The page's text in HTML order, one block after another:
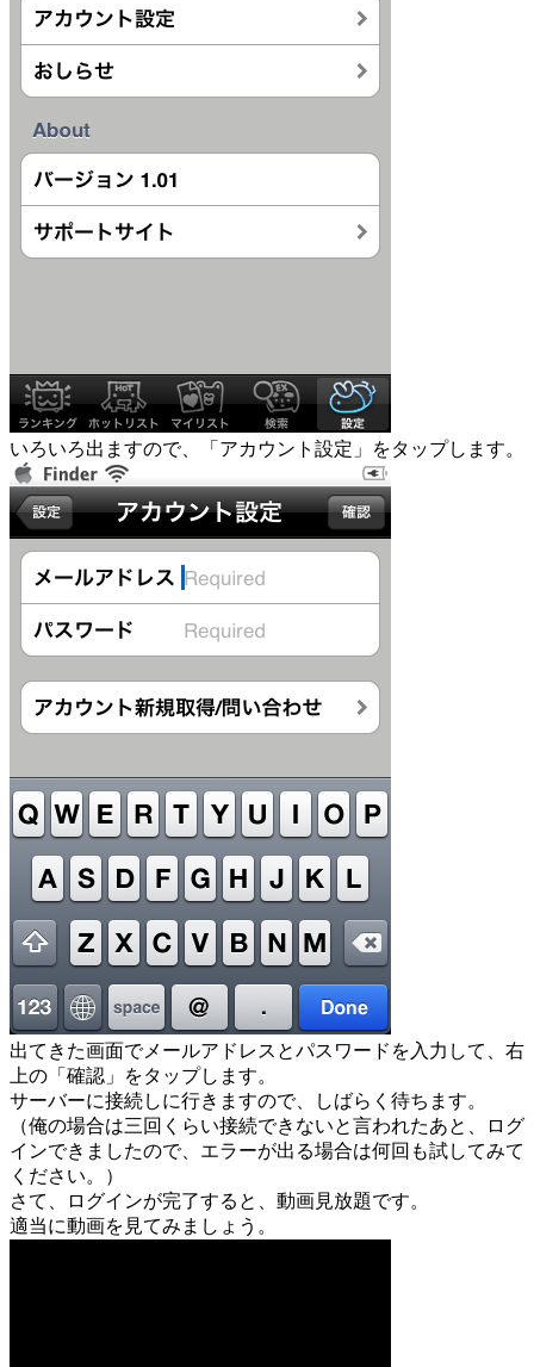
いろいろ出ますので、「アカウント設定」をタップします。
出てきた画面でメールアドレスとパスワードを入力して、右
上の「確認」をタップします。
サーバーに接続しに行きますので、しばらく待ちます。
（俺の場合は三回くらい接続できないと言われたあと、ログ
インできましたので、エラーが出る場合は何回も試してみて
ください。）
さて、ログインが完了すると、動画見放題です。
適当に動画を見てみましょう。